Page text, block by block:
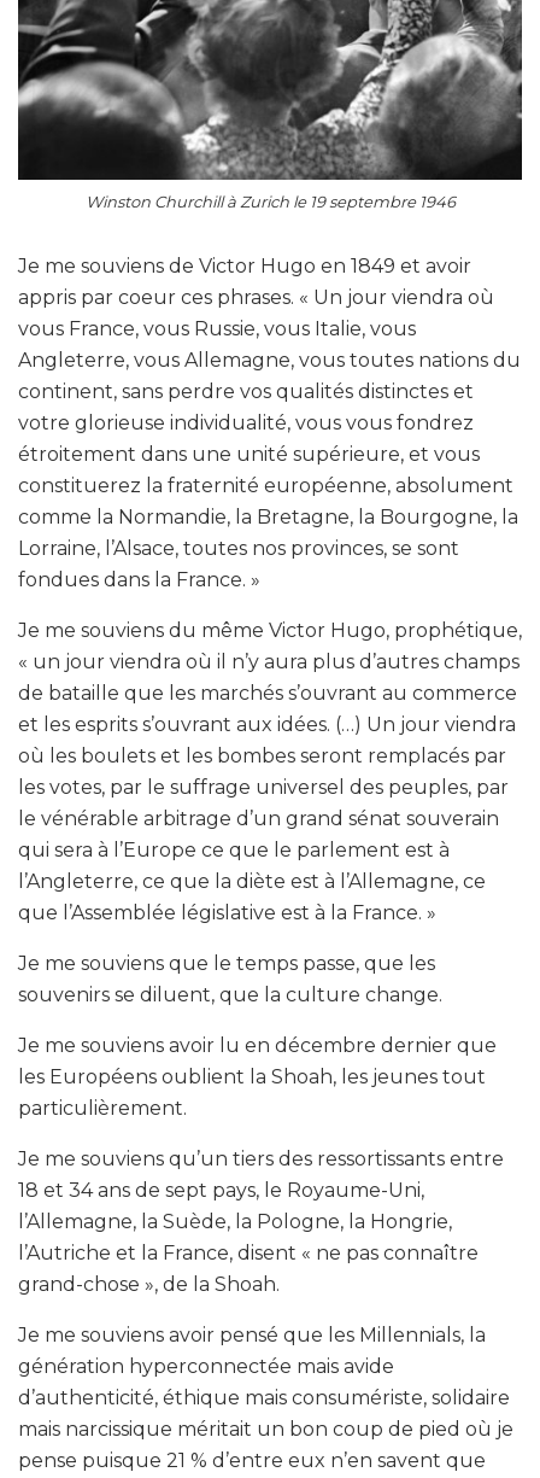
Winston Churchill à Zurich le 19 septembre 1946
Je me souviens de Victor Hugo en 1849 et avoir
appris par coeur ces phrases. « Un jour viendra où
vous France, vous Russie, vous Italie, vous
Angleterre, vous Allemagne, vous toutes nations du
continent, sans perdre vos qualités distinctes et
votre glorieuse individualité, vous vous fondrez
étroitement dans une unité supérieure, et vous
constituerez la fraternité européenne, absolument
comme la Normandie, la Bretagne, la Bourgogne, la
Lorraine, l’Alsace, toutes nos provinces, se sont
fondues dans la France. »
Je me souviens du même Victor Hugo, prophétique,
« un jour viendra où il n’y aura plus d’autres champs
de bataille que les marchés s’ouvrant au commerce
et les esprits s’ouvrant aux idées. (…) Un jour viendra
où les boulets et les bombes seront remplacés par
les votes, par le suffrage universel des peuples, par
le vénérable arbitrage d’un grand sénat souverain
qui sera à l’Europe ce que le parlement est à
l’Angleterre, ce que la diète est à l’Allemagne, ce
que l’Assemblée législative est à la France. »
Je me souviens que le temps passe, que les
souvenirs se diluent, que la culture change.
Je me souviens avoir lu en décembre dernier que
les Européens oublient la Shoah, les jeunes tout
particulièrement.
Je me souviens qu’un tiers des ressortissants entre
18 et 34 ans de sept pays, le Royaume-Uni,
l’Allemagne, la Suède, la Pologne, la Hongrie,
l’Autriche et la France, disent « ne pas connaître
grand-chose », de la Shoah.
Je me souviens avoir pensé que les Millennials, la
génération hyperconnectée mais avide
d’authenticité, éthique mais consumériste, solidaire
mais narcissique méritait un bon coup de pied où je
pense puisque 21 % d’entre eux n’en savent que